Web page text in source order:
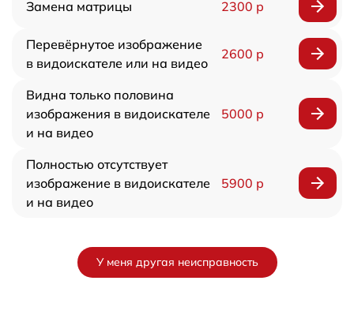
Замена матрицы 2300 р
Перевёрнутое изображение
в видоискателе или на видео
2600 р
Видна только половина
изображения в видоискателе
и на видео
5000 р
Полностью отсутствует
изображение в видоискателе
и на видео
5900 р
У меня другая неисправность